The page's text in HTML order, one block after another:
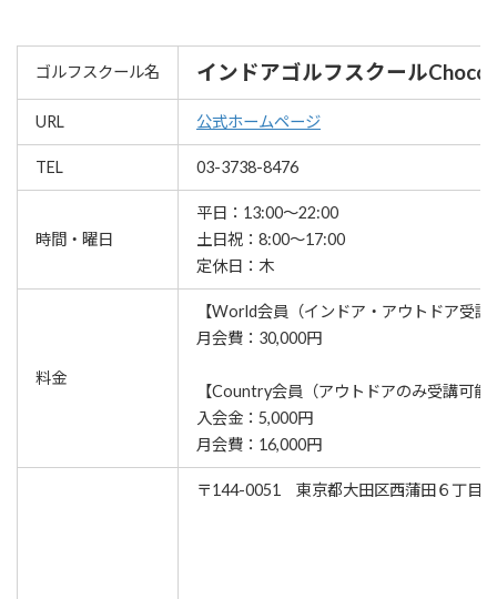
ゴルフスクール名 インドアゴルフスクール
URL 公式ホームページ
TEL 03-3738-8476
時間・曜日
平日：13:00～22:00
土日祝：8:00～17:00
定休日：木
料金
【World会員（インドア・アウトドア受講
月会費：30,000円
【Country会員（アウトドアのみ受講可能
入会金：5,000円
月会費：16,000円
〒144-0051 東京都大田区西蒲田６丁目